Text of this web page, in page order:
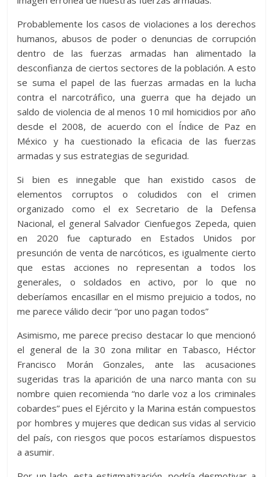
Probablemente los casos de violaciones a los derechos
humanos, abusos de poder o denuncias de corrupción
dentro de las fuerzas armadas han alimentado la
desconfianza de ciertos sectores de la población. A esto
se suma el papel de las fuerzas armadas en la lucha
contra el narcotráfico, una guerra que ha dejado un
saldo de violencia de al menos 10 mil homicidios por año
desde el 2008, de acuerdo con el Índice de Paz en
México y ha cuestionado la eficacia de las fuerzas
armadas y sus estrategias de seguridad.
Si bien es innegable que han existido casos de
elementos corruptos o coludidos con el crimen
organizado como el ex Secretario de la Defensa
Nacional, el general Salvador Cienfuegos Zepeda, quien
en 2020 fue capturado en Estados Unidos por
presunción de venta de narcóticos, es igualmente cierto
que estas acciones no representan a todos los
generales, o soldados en activo, por lo que no
deberíamos encasillar en el mismo prejuicio a todos, no
me parece válido decir “por uno pagan todos”
Asimismo, me parece preciso destacar lo que mencionó
el general de la 30 zona militar en Tabasco, Héctor
Francisco Morán Gonzales, ante las acusaciones
sugeridas tras la aparición de una narco manta con su
nombre quien recomienda “no darle voz a los criminales
cobardes” pues el Ejército y la Marina están compuestos
por hombres y mujeres que dedican sus vidas al servicio
del país, con riesgos que pocos estaríamos dispuestos
a asumir.